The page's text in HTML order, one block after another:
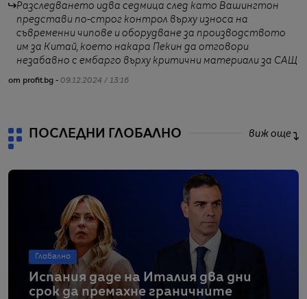
Разследването идва седмица след като Вашингтон
представи по-строг контрол върху износа на
съвременни чипове и оборудване за производството
им за Китай, което накара Пекин да отговори
незабавно с ембарго върху критични материали за САЩ
от profit.bg - 09.12.2024 / 13:16
ПОСЛЕДНИ ГЛОБАЛНО виж още
Глобално
Испания даде на Италия два дни
срок да премахне граничните